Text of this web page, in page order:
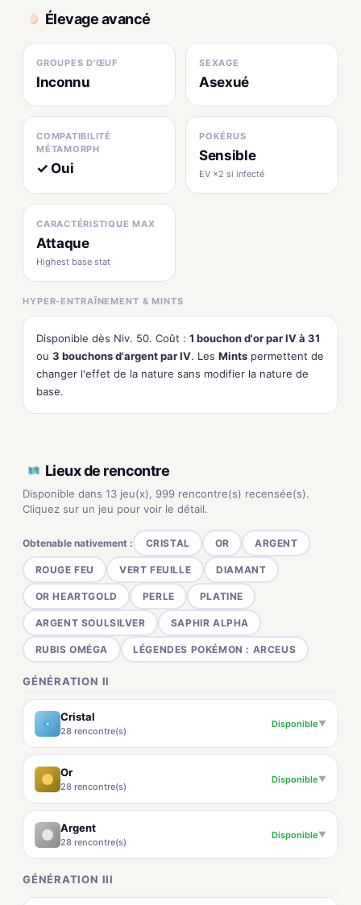
Élevage avancé
GROUPES D'ŒUF
Inconnu
SEXAGE
Asexué
COMPATIBILITÉ
MÉTAMORPH
✓ Oui
POKÉRUS
Sensible
EV ×2 si infecté
CARACTÉRISTIQUE MAX
Attaque
Highest base stat
HYPER-ENTRAÎNEMENT & MINTS
Disponible dès Niv. 50. Coût : 1 bouchon d'or par IV à 31
ou 3 bouchons d'argent par IV. Les Mints permettent de
changer l'effet de la nature sans modifier la nature de
base.
Lieux de rencontre
Disponible dans 13 jeu(x), 999 rencontre(s) recensée(s).
Cliquez sur un jeu pour voir le détail.
Obtenable nativement : CRISTAL OR ARGENT
ROUGE FEU VERT FEUILLE DIAMANT
OR HEARTGOLD PERLE PLATINE
ARGENT SOULSILVER SAPHIR ALPHA
RUBIS OMÉGA LÉGENDES POKÉMON : ARCEUS
GÉNÉRATION II
Cristal
28 rencontre(s)
Disponible▼
Or
28 rencontre(s)
Disponible▼
Argent
28 rencontre(s)
Disponible▼
GÉNÉRATION III